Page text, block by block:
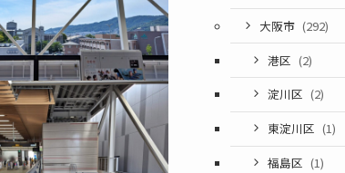
大阪市 (292)
港区 (2)
淀川区 (2)
東淀川区 (1)
福島区 (1)